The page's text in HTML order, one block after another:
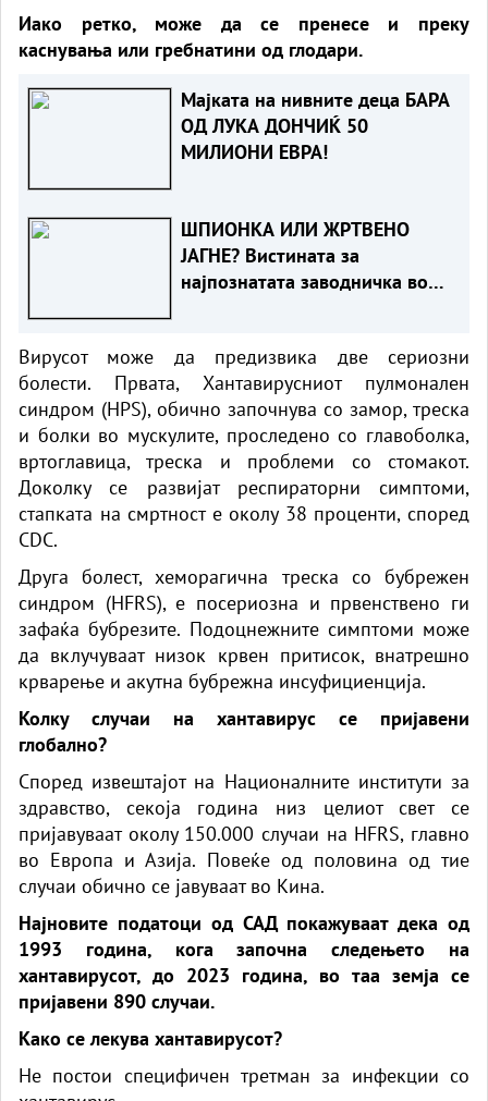
Иако ретко, може да се пренесе и преку
каснувања или гребнатини од глодари.
Мајката на нивните деца БАРА
ОД ЛУКА ДОНЧИЌ 50
МИЛИОНИ ЕВРА!
ШПИОНКА ИЛИ ЖРТВЕНО
ЈАГНЕ? Вистината за
најпознатата заводничка во
Вирусот може да предизвика две сериозни
болести. Првата, Хантавирусниот пулмонален
синдром (HPS), обично започнува со замор, треска
и болки во мускулите, проследено со главоболка,
вртоглавица, треска и проблеми со стомакот.
Доколку се развијат респираторни симптоми,
стапката на смртност е околу 38 проценти, според
CDC.
Друга болест, хеморагична треска со бубрежен
синдром (HFRS), е посериозна и првенствено ги
зафаќа бубрезите. Подоцнежните симптоми може
да вклучуваат низок крвен притисок, внатрешно
крварење и акутна бубрежна инсуфициенција.
Колку случаи на хантавирус се пријавени
глобално?
Според извештајот на Националните институти за
здравство, секоја година низ целиот свет се
пријавуваат околу 150.000 случаи на HFRS, главно
во Европа и Азија. Повеќе од половина од тие
случаи обично се јавуваат во Кина.
Најновите податоци од САД покажуваат дека од
1993 година, кога започна следењето на
хантавирусот, до 2023 година, во таа земја се
пријавени 890 случаи.
Како се лекува хантавирусот?
Не постои специфичен третман за инфекции со